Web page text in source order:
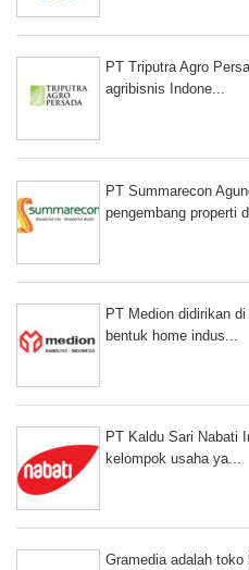
PT Triputra Agro
agribisnis Indone...
PT Summarecon
pengembang properti
PT Medion didirikan
bentuk home indus...
PT Kaldu Sari Nabati
kelompok usaha ya...
Gramedia adalah